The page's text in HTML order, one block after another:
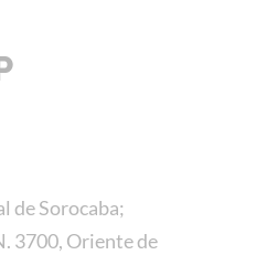
de Sorocaba;
3700, Oriente de